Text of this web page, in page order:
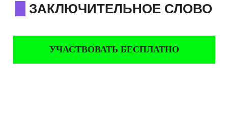
ЗАКЛЮЧИТЕЛЬНОЕ СЛОВО
УЧАСТВОВАТЬ БЕСПЛАТНО